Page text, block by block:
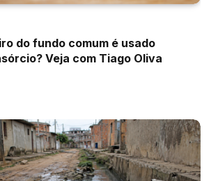
do fundo comum é usado
Veja com Tiago Oliva